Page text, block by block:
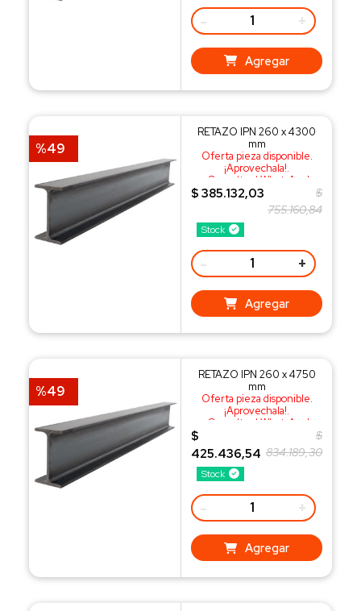
- +
Agregar
%49
Stock
RETAZO IPN 260 x 4300
mm
Oferta pieza disponible.
¡Aprovechala!.
¡Consulta al WhatsApp!
$ 385.132,03
$
755.160,84
- +
Agregar
%49
Stock
RETAZO IPN 260 x 4750
mm
Oferta pieza disponible.
¡Aprovechala!.
¡Consulta al WhatsApp!
$
425.436,54
$
834.189,30
- +
Agregar